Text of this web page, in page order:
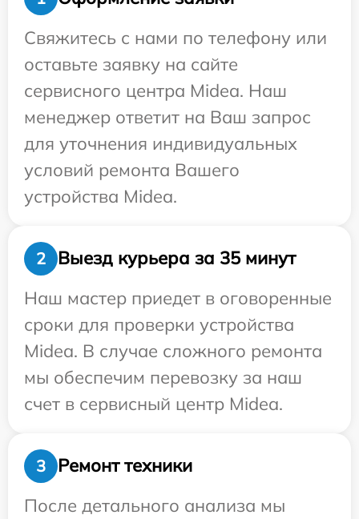
Свяжитесь с нами по телефону или
оставьте заявку на сайте
сервисного центра Midea. Наш
менеджер ответит на Ваш запрос
для уточнения индивидуальных
условий ремонта Вашего
устройства Midea.
2
Выезд курьера за 35 минут
Наш мастер приедет в оговоренные
сроки для проверки устройства
Midea. В случае сложного ремонта
мы обеспечим перевозку за наш
счет в сервисный центр Midea.
3
Ремонт техники
После детального анализа мы